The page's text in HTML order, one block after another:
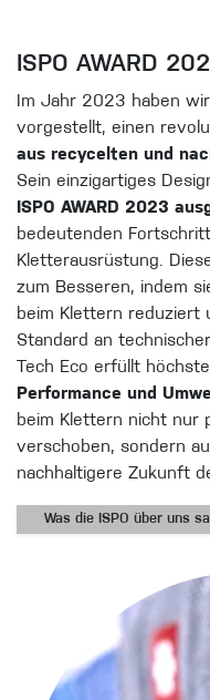
ISPO AWARD
Im Jahr 2023 haben
vorgestellt, einen
aus recycelten und
Sein einzigartiges
ISPO AWARD 2023
bedeutenden
Kletterausrüstung.
zum Besseren, indem
beim Klettern reduziert
Standard an
Tech Eco erfüllt
Performance und
beim Klettern nicht nur
verschoben, sondern
nachhaltigere Zukunft
Was die ISPO über uns